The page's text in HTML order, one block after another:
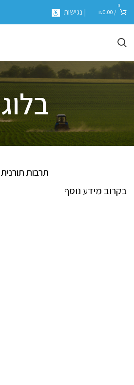
0
/
₪0.00 | נגישות
בלוג
תרבות תורנית
בקרוב מידע נוסף